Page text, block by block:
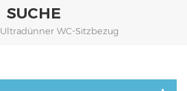
SUCHE
Ultradünner WC-Sitzbezug